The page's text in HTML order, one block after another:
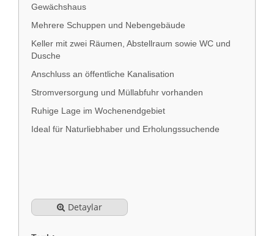
Gewächshaus
Mehrere Schuppen und Nebengebäude
Keller mit zwei Räumen, Abstellraum sowie WC und
Dusche
Anschluss an öffentliche Kanalisation
Stromversorgung und Müllabfuhr vorhanden
Ruhige Lage im Wochenendgebiet
Ideal für Naturliebhaber und Erholungssuchende
Detaylar